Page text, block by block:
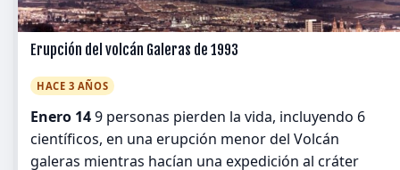
Erupción del volcán Galeras de 1993
HACE 3 AÑOS
Enero 149 personas pierden la vida, incluyendo 6
científicos, en una erupción menor del Volcán
galeras mientras hacían una expedición al cráter